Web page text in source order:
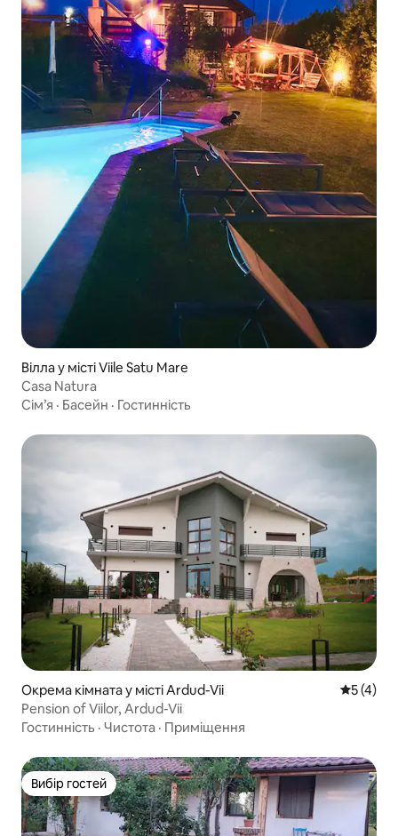
Вілла у місті Viile Satu Mare
Casa Natura
Сім’я · Басейн · Гостинність
Окрема кімната у місті Ardud-Vii Середня
5 (4)
Pension of Viilor, Ardud-Vii
Гостинність · Чистота · Приміщення
Вибір гостей
Вибір гостей